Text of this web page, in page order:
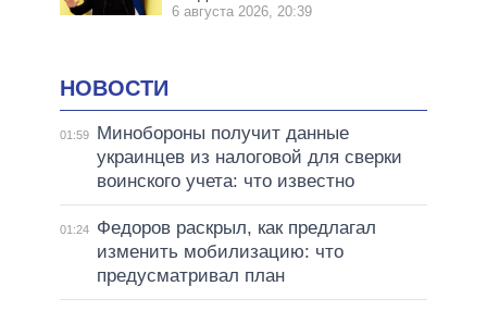
6 августа 2026, 20:39
НОВОСТИ
01:59
Минобороны получит данные
украинцев из налоговой для сверки
воинского учета: что известно
01:24
Федоров раскрыл, как предлагал
изменить мобилизацию: что
предусматривал план